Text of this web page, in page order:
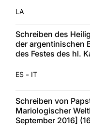
LA
Schreiben des
der argentinischen
des Festes des hl.
ES - IT
Schreiben von
Mariologischer
September 2016]